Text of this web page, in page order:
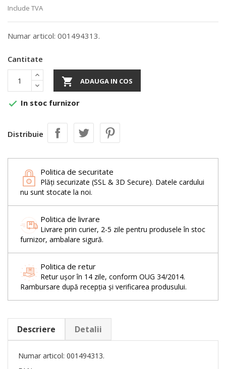
Include TVA
Numar articol: 001494313.
Cantitate
 ADAUGA IN COS
 In stoc furnizor
Distribuie
Politica de securitate
Plăți securizate (SSL & 3D Secure). Datele cardului
nu sunt stocate la noi.
Politica de livrare
Livrare prin curier, 2-5 zile pentru produsele în stoc
furnizor, ambalare sigură.
Politica de retur
Retur ușor în 14 zile, conform OUG 34/2014.
Rambursare după recepția și verificarea produsului.
Descriere Detalii
Numar articol: 001494313.